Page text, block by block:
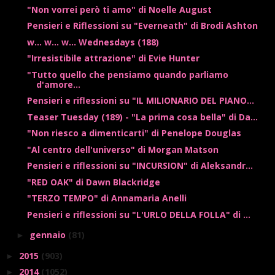
"Non vorrei però ti amo" di Noelle August
Pensieri e Riflessioni su "Everneath" di Brodi Ashton
w... w... w... Wednesdays (188)
"Irresistibile attrazione" di Evie Hunter
"Tutto quello che pensiamo quando parliamo
d'amore...
Pensieri e riflessioni su "IL MILIONARIO DEL PIANO...
Teaser Tuesday (189) - "La prima cosa bella" di Da...
"Non riesco a dimenticarti" di Penelope Douglas
"Al centro dell'universo" di Morgan Matson
Pensieri e riflessioni su "INCURSION" di Aleksandr...
"RED OAK" di Dawn Blackridge
"TERZO TEMPO" di Annamaria Anelli
Pensieri e riflessioni su "L'URLO DELLA FOLLA" di ...
► gennaio (81)
► 2015 (903)
► 2014 (1052)